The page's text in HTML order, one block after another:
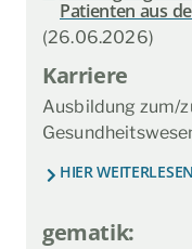
Patienten aus
(26.06.2026)
Karriere
Ausbildung zum/
HIER WEITERLESEN
gematik: